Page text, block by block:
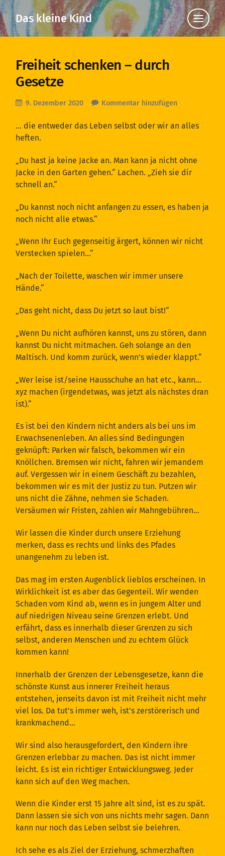
Das kleine Kind
Klicke
hier,
um
Freiheit schenken – durch
Gesetze
9. Dezember 2020 Kommentar hinzufügen
… die entweder das Leben selbst oder wir an alles
heften.
„Du hast ja keine Jacke an. Man kann ja nicht ohne
Jacke in den Garten gehen.“ Lachen. „Zieh sie dir
schnell an.“
„Du kannst noch nicht anfangen zu essen, es haben ja
noch nicht alle etwas.“
„Wenn Ihr Euch gegenseitig ärgert, können wir nicht
Verstecken spielen…“
„Nach der Toilette, waschen wir immer unsere
Hände.“
„Das geht nicht, dass Du jetzt so laut bist!“
„Wenn Du nicht aufhören kannst, uns zu stören, dann
kannst Du nicht mitmachen. Geh solange an den
Maltisch. Und komm zurück, wenn’s wieder klappt.“
„Wer leise ist/seine Hausschuhe an hat etc., kann…
xyz machen (irgendetwas, was jetzt als nächstes dran
ist).“
Es ist bei den Kindern nicht anders als bei uns im
Erwachsenenleben. An alles sind Bedingungen
geknüpft: Parken wir falsch, bekommen wir ein
Knöllchen. Bremsen wir nicht, fahren wir jemandem
auf. Vergessen wir in einem Geschäft zu bezahlen,
bekommen wir es mit der Justiz zu tun. Putzen wir
uns nicht die Zähne, nehmen sie Schaden.
Versäumen wir Fristen, zahlen wir Mahngebühren…
Wir lassen die Kinder durch unsere Erziehung
merken, dass es rechts und links des Pfades
unangenehm zu leben ist.
Das mag im ersten Augenblick lieblos erscheinen. In
Wirklichkeit ist es aber das Gegenteil. Wir wenden
Schaden vom Kind ab, wenn es in jungem Alter und
auf niedrigen Niveau seine Grenzen erlebt. Und
erfährt, dass es innerhalb dieser Grenzen zu sich
selbst, anderen Menschen und zu echtem Glück
kommen kann!
Innerhalb der Grenzen der Lebensgesetze, kann die
schönste Kunst aus innerer Freiheit heraus
entstehen, jenseits davon ist mit Freiheit nicht mehr
viel los. Da tut’s immer weh, ist’s zerstörerisch und
krankmachend…
Wir sind also herausgefordert, den Kindern ihre
Grenzen erlebbar zu machen. Das ist nicht immer
leicht. Es ist ein richtiger Entwicklungsweg. Jeder
kann sich auf den Weg machen.
Wenn die Kinder erst 15 Jahre alt sind, ist es zu spät.
Dann lassen sie sich von uns nichts mehr sagen. Dann
kann nur noch das Leben selbst sie belehren.
Ich sehe es als Ziel der Erziehung, schmerzhaften